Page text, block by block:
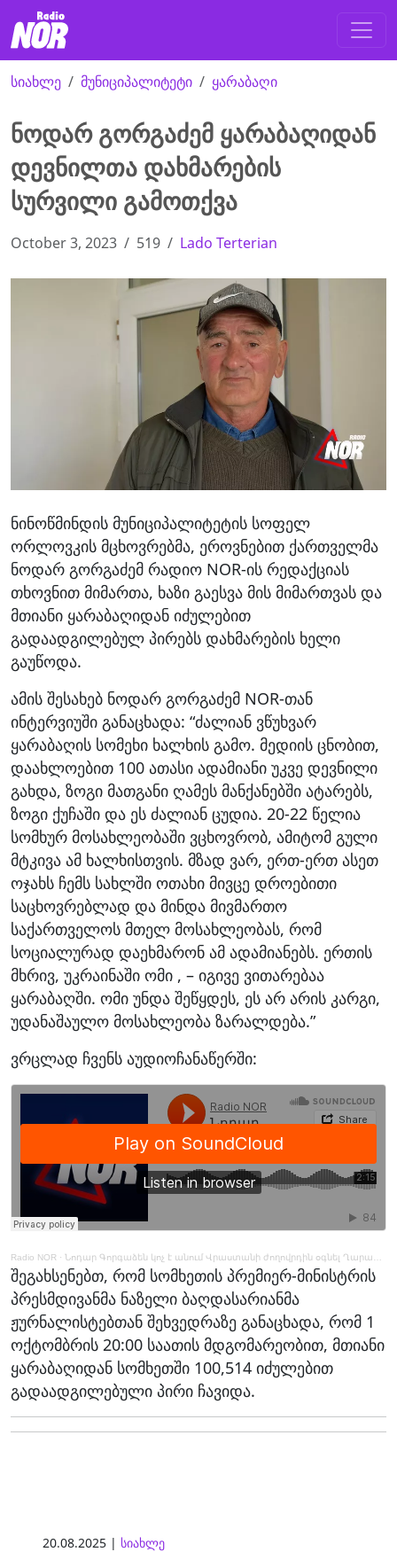
სიახლე მუნიციპალიტეტი ყარაბაღი
ნოდარ გორგაძემ ყარაბაღიდან
დევნილთა დახმარების
სურვილი გამოთქვა
October 3, 2023 519 Lado Terterian
ნინოწმინდის მუნიციპალიტეტის სოფელ
ორლოვკის მცხოვრებმა, ეროვნებით ქართველმა
ნოდარ გორგაძემ რადიო NOR-ის რედაქციას
თხოვნით მიმართა, ხაზი გაესვა მის მიმართვას და
მთიანი ყარაბაღიდან იძულებით
გადაადგილებულ პირებს დახმარების ხელი
გაუწოდა.
ამის შესახებ ნოდარ გორგაძემ NOR-თან
ინტერვიუში განაცხადა: “ძალიან ვწუხვარ
ყარაბაღის სომეხი ხალხის გამო. მედიის ცნობით,
დაახლოებით 100 ათასი ადამიანი უკვე დევნილი
გახდა, ზოგი მათგანი ღამეს მანქანებში ატარებს,
ზოგი ქუჩაში და ეს ძალიან ცუდია. 20-22 წელია
სომხურ მოსახლეობაში ვცხოვრობ, ამიტომ გული
მტკივა ამ ხალხისთვის. მზად ვარ, ერთ-ერთ ასეთ
ოჯახს ჩემს სახლში ოთახი მივცე დროებითი
საცხოვრებლად და მინდა მივმართო
საქართველოს მთელ მოსახლეობას, რომ
სოციალურად დაეხმარონ ამ ადამიანებს. ერთის
მხრივ, უკრაინაში ომი , – იგივე ვითარებაა
ყარაბაღში. ომი უნდა შეწყდეს, ეს არ არის კარგი,
უდანაშაულო მოსახლეობა ზარალდება.”
ვრცლად ჩვენს აუდიოჩანაწერში:
Radio NOR · Նոդար Գորգաձեն կոչ է անում Վրաստանի ժողովրդին օգնել Ղարաբաղի բնակչությանը
შეგახსენებთ, რომ სომხეთის პრემიერ-მინისტრის
პრესმდივანმა ნაზელი ბაღდასარიანმა
ჟურნალისტებთან შეხვედრაზე განაცხადა, რომ 1
ოქტომბრის 20:00 საათის მდგომარეობით, მთიანი
ყარაბაღიდან სომხეთში 100,514 იძულებით
გადაადგილებული პირი ჩავიდა.
20.08.2025 | სიახლე